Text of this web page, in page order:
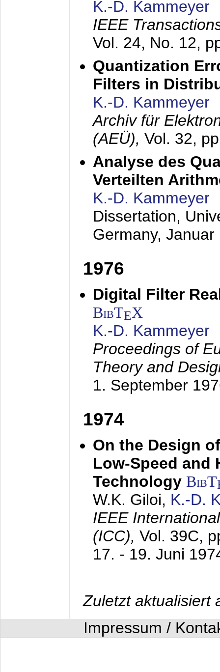
K.-D. Kammeyer
IEEE
Vol. 24, No. 12,
Quantization
Filters in
K.-D. Kammeyer
Archiv für
(AEÜ), Vol. 32,
Analyse des
Verteilten
K.-D. Kammeyer
Dissertation,
Germany, Januar
1976
Digital Filter
BibTEX
K.-D. Kammeyer
Proceedings of
Theory and
1. September
1974
On the Design
Low-Speed and
Technology BibT
W.K. Giloi, K.-D.
IEEE
(ICC), Vol. 39C,
17. - 19. Juni
Zuletzt aktualisiert
Impressum /